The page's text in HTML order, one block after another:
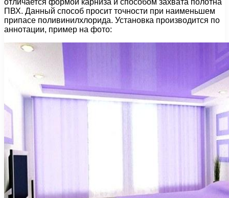
отличается формой карниза и способом захвата полотна
ПВХ. Данный способ просит точности при наименьшем
припасе поливинилхлорида. Установка производится по
аннотации, пример на фото: